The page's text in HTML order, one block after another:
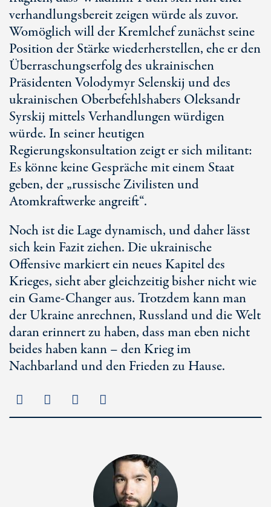
verhandlungsbereit zeigen würde als zuvor.
Womöglich will der Kremlchef zunächst seine
Position der Stärke wiederherstellen, ehe er den
Überraschungserfolg des ukrainischen
Präsidenten Volodymyr Selenskij und des
ukrainischen Oberbefehlshabers Oleksandr
Syrskij mittels Verhandlungen würdigen
würde. In seiner heutigen
Regierungskonsultation zeigt er sich militant:
Es könne keine Gespräche mit einem Staat
geben, der „russische Zivilisten und
Atomkraftwerke angreift“.
Noch ist die Lage dynamisch, und daher lässt
sich kein Fazit ziehen. Die ukrainische
Offensive markiert ein neues Kapitel des
Krieges, sieht aber gleichzeitig bisher nicht wie
einGame-Changeraus. Trotzdem kann man
der Ukraine anrechnen, Russland und die Welt
daran erinnert zu haben, dass man eben nicht
beides haben kann – den Krieg im
Nachbarland und den Frieden zu Hause.